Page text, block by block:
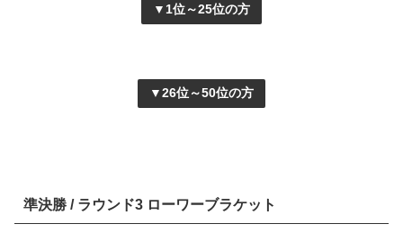
▼1位～25位の方
▼26位～50位の方
準決勝 / ラウンド3 ローワーブラケット